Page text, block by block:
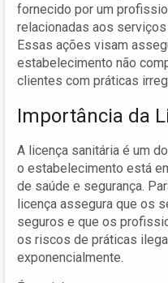
fornecido por um
relacionadas aos
Essas ações visam
estabelecimento não
clientes com práticas
Importância da
A licença sanitária é um
o estabelecimento está
de saúde e segurança.
licença assegura que os
seguros e que os
os riscos de práticas
exponencialmente.